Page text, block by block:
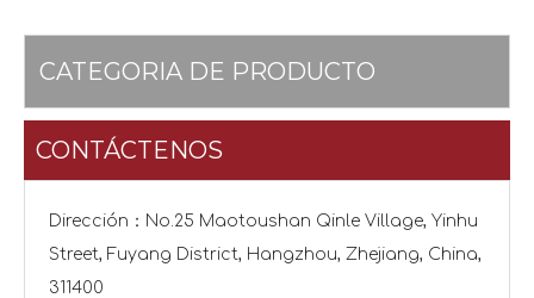
CATEGORIA DE PRODUCTO
CONTÁCTENOS
Dirección：No.25 Maotoushan Qinle Village, Yinhu
Street, Fuyang District, Hangzhou, Zhejiang, China,
311400